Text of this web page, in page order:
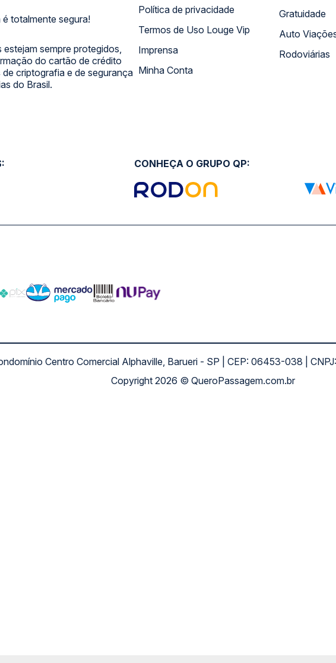
totalmente segura!
sempre protegidos,
do cartão de crédito
criptografia e de segurança
do Brasil.
Política de privacidade
Termos de Uso Louge Vip
Imprensa
Minha Conta
Gratuidade
Auto
Rodoviárias
CONHEÇA O GRUPO QP:
Centro Comercial Alphaville, Barueri - SP | CEP: 06453-038 |
Copyright 2026 © QueroPassagem.com.br